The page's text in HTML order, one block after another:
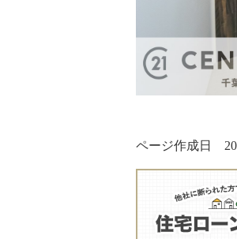
ページ作成日